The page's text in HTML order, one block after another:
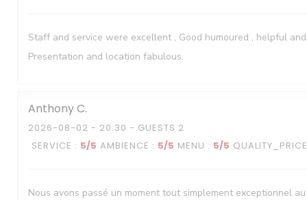
Staff and service were excellent , Good humoured , helpful
Presentation and location fabulous.
AnthonyC
2026-08-02 - 20:30 - GUESTS 2
SERVICE : 5/5 AMBIENCE : 5/5 MENU : 5/5 QUALITY_PRICE
Nous avons passé un moment tout simplement exceptionnel